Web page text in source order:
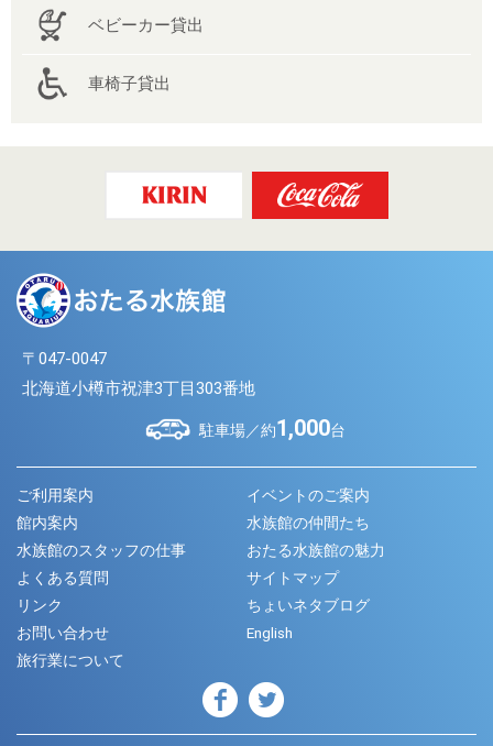
ベビーカー貸出
車椅子貸出
〒047-0047
北海道小樽市祝津3丁目303番地
駐車場／約1,000台
ご利用案内
イベントのご案内
館内案内
水族館の仲間たち
水族館のスタッフの仕事
おたる水族館の魅力
よくある質問
サイトマップ
リンク
ちょいネタブログ
お問い合わせ
English
旅行業について